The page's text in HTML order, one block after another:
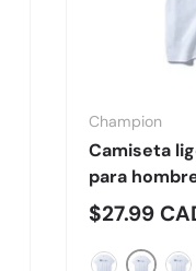
Champion
Camiseta
para
Precio de
$27.99